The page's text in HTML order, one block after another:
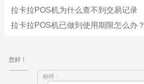
拉卡拉POS机为什么查不到交易记录
拉卡拉POS机已做到使用期限怎么办？
您好！
称呼：